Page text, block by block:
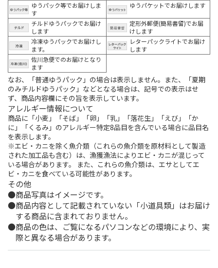
ゆうパック等でお届けしま
す
ゆうパケットでお届けします
チルドゆうパックでお届け
します
定形外郵便(簡易書留)でお届
けします
冷凍ゆうパックでお届けし
ます。
レターパックライトでお届け
します
佐川急便でのお届けとなり
ます
なお、「普通ゆうパック」の場合は表示しません。また、「夏期
のみチルドゆうパック」などとなる場合は、記号での表示はせ
ず、商品内容欄にその旨を表示しています。
アレルギー情報について
商品に「小麦」「そば」「卵」「乳」「落花生」「えび」「か
に」「くるみ」のアレルギー特定8品目を含んでいる場合に品目名
を表示します。
※エビ・カニを除く魚介類（これらの魚介類を原材料として製造
された加工品も含む）は、漁獲漁法によりエビ・カニが混じって
いる場合があります。 また、これらの魚介類は、エサとしてエ
ビ・カニを食べている可能性があります。
その他
商品写真はイメージです。
商品内容として記載されていない「小道具類」はお届け
する商品に含まれておりません。
商品の色は、ご覧になるパソコンなどの環境により、実
際と異なる場合があります。